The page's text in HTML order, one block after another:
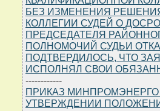
БЕЗ ИЗМЕНЕНИЯ
КОЛЛЕГИИ СУДЕЙ О
ПРЕДСЕДАТЕЛЯ
ПОЛНОМОЧИЙ СУДЬИ
ПОДТВЕРДИЛОСЬ, ЧТО
ИСПОЛНЯЛ СВОИ
------------
ПРИКАЗ МИНПРОМЭНЕРГО
УТВЕРЖДЕНИИ